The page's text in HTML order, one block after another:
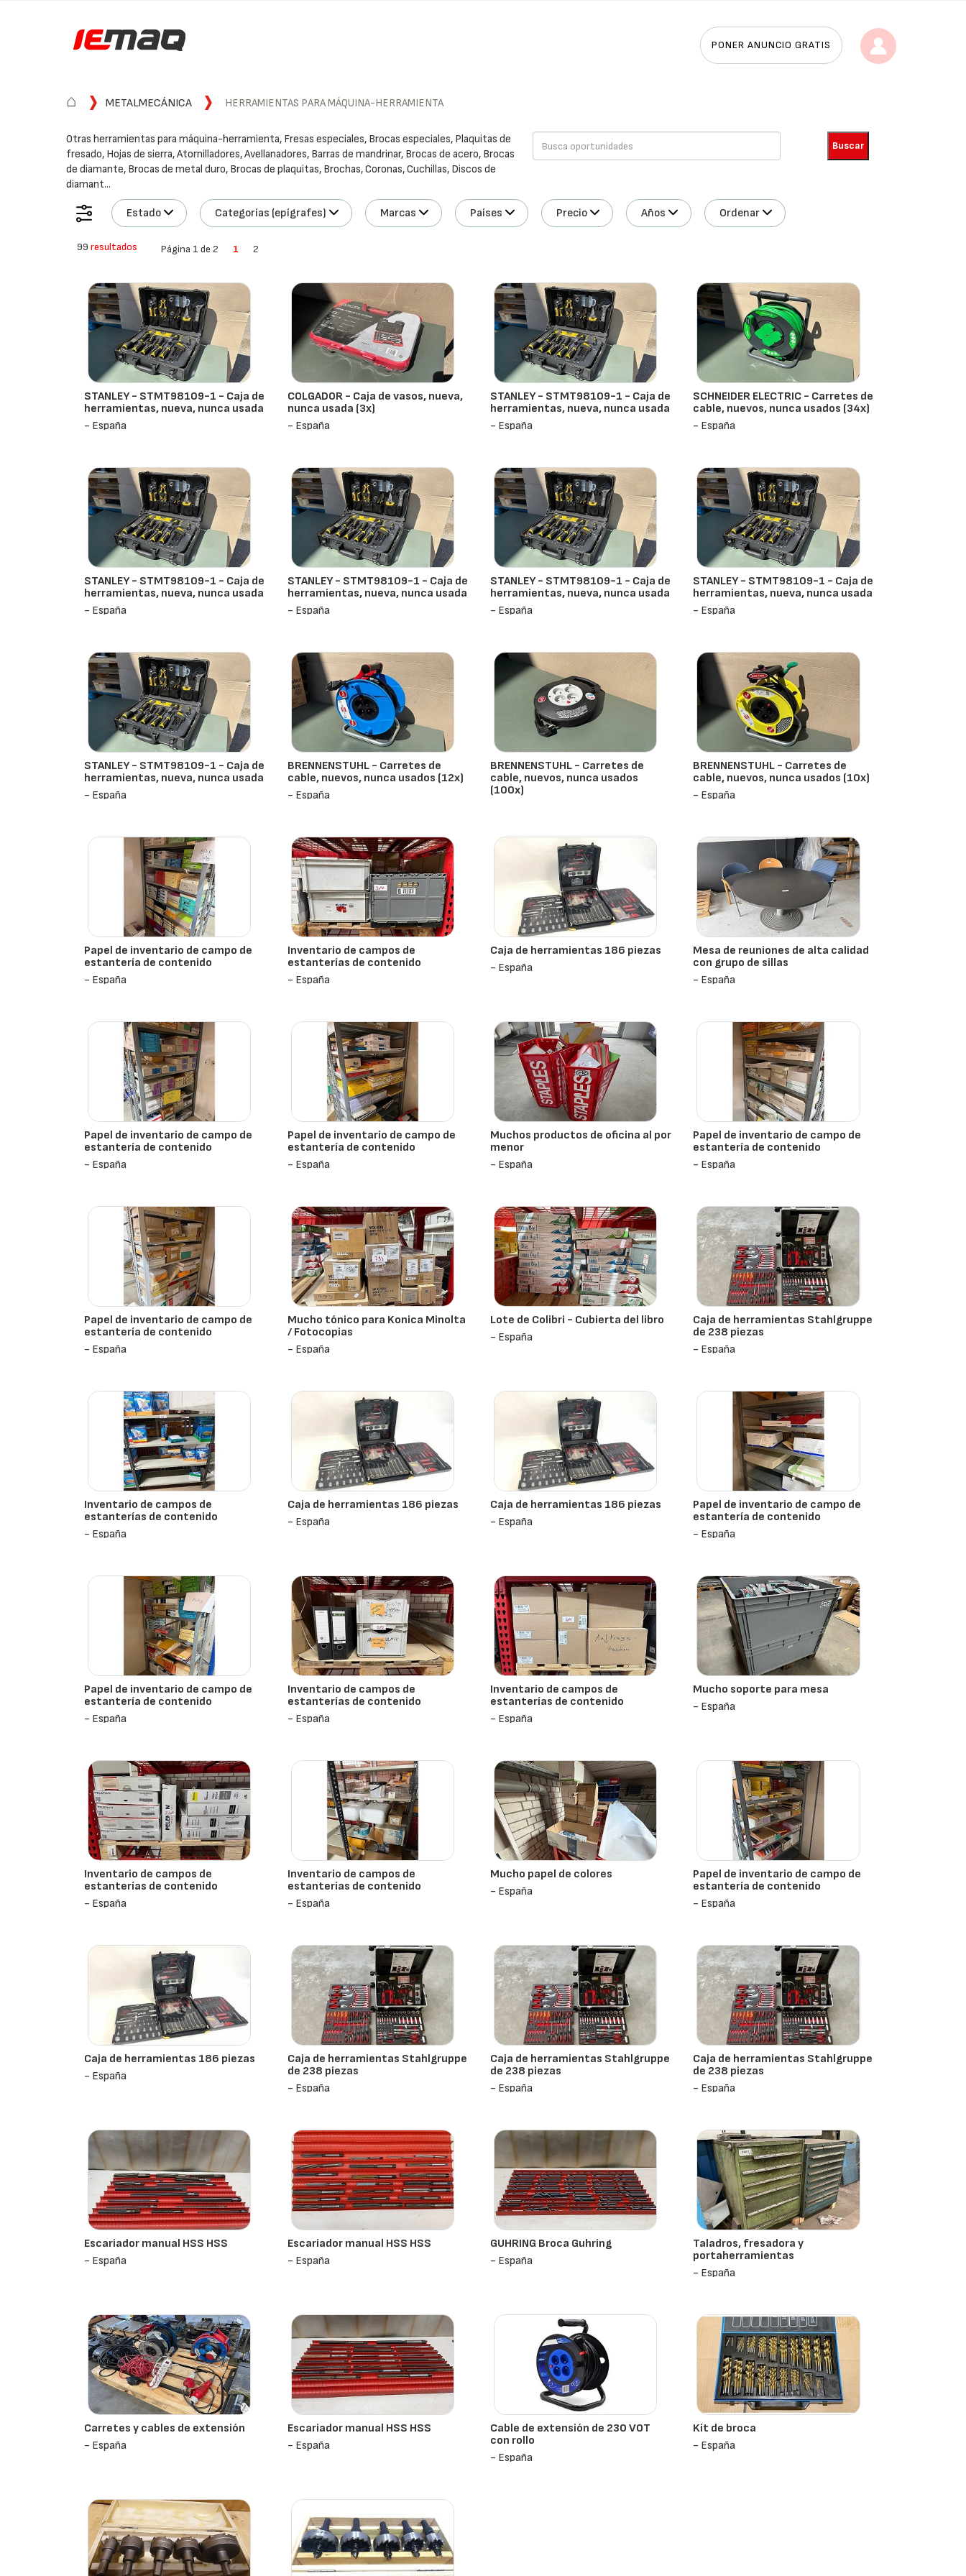
PONER ANUNCIO GRATIS
⌂ METALMECÁNICA HERRAMIENTAS PARA MÁQUINA-HERRAMIENTA
Otras herramientas para máquina-herramienta, Fresas especiales, Brocas especiales, Plaquitas de
fresado, Hojas de sierra, Atornilladores, Avellanadores, Barras de mandrinar, Brocas de acero, Brocas
de diamante, Brocas de metal duro, Brocas de plaquitas, Brochas, Coronas, Cuchillas, Discos de
diamant...
Estado Categorías (epígrafes) Marcas Países Precio Años Ordenar
99 resultados Página 1 de 2 1 2
STANLEY - STMT98109-1 - Caja de
herramientas, nueva, nunca usada
- España
COLGADOR - Caja de vasos, nueva,
nunca usada (3x)
- España
STANLEY - STMT98109-1 - Caja de
herramientas, nueva, nunca usada
- España
SCHNEIDER ELECTRIC - Carretes de
cable, nuevos, nunca usados (34x)
- España
STANLEY - STMT98109-1 - Caja de
herramientas, nueva, nunca usada
- España
STANLEY - STMT98109-1 - Caja de
herramientas, nueva, nunca usada
- España
STANLEY - STMT98109-1 - Caja de
herramientas, nueva, nunca usada
- España
STANLEY - STMT98109-1 - Caja de
herramientas, nueva, nunca usada
- España
STANLEY - STMT98109-1 - Caja de
herramientas, nueva, nunca usada
- España
BRENNENSTUHL - Carretes de
cable, nuevos, nunca usados (12x)
- España
BRENNENSTUHL - Carretes de
cable, nuevos, nunca usados
(100x)
BRENNENSTUHL - Carretes de
cable, nuevos, nunca usados (10x)
- España
Papel de inventario de campo de
estantería de contenido
- España
Inventario de campos de
estanterías de contenido
- España
Caja de herramientas 186 piezas
- España
Mesa de reuniones de alta calidad
con grupo de sillas
- España
Papel de inventario de campo de
estantería de contenido
- España
Papel de inventario de campo de
estantería de contenido
- España
Muchos productos de oficina al por
menor
- España
Papel de inventario de campo de
estantería de contenido
- España
Papel de inventario de campo de
estantería de contenido
- España
Mucho tónico para Konica Minolta
/ Fotocopias
- España
Lote de Colibri - Cubierta del libro
- España
Caja de herramientas Stahlgruppe
de 238 piezas
- España
Inventario de campos de
estanterías de contenido
- España
Caja de herramientas 186 piezas
- España
Caja de herramientas 186 piezas
- España
Papel de inventario de campo de
estantería de contenido
- España
Papel de inventario de campo de
estantería de contenido
- España
Inventario de campos de
estanterías de contenido
- España
Inventario de campos de
estanterías de contenido
- España
Mucho soporte para mesa
- España
Inventario de campos de
estanterías de contenido
- España
Inventario de campos de
estanterías de contenido
- España
Mucho papel de colores
- España
Papel de inventario de campo de
estantería de contenido
- España
Caja de herramientas 186 piezas
- España
Caja de herramientas Stahlgruppe
de 238 piezas
- España
Caja de herramientas Stahlgruppe
de 238 piezas
- España
Caja de herramientas Stahlgruppe
de 238 piezas
- España
Escariador manual HSS HSS
- España
Escariador manual HSS HSS
- España
GUHRING Broca Guhring
- España
Taladros, fresadora y
portaherramientas
- España
Carretes y cables de extensión
- España
Escariador manual HSS HSS
- España
Cable de extensión de 230 VOT
con rollo
- España
Kit de broca
- España